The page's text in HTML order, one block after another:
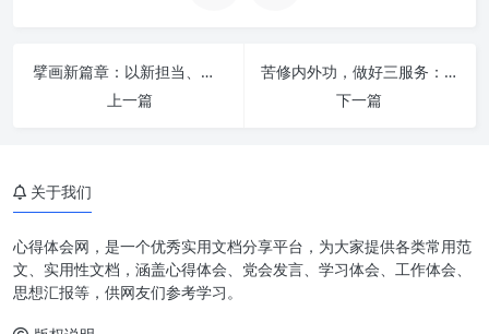
擘画新篇章：以新担当、新作为、新气象，持续提升“三服务”工作能力的关键路径
上一篇
苦修内外功，做好三服务：新时代办公室工作的卓越之道
下一篇
激发“四力”之能，赋能实践创新
提素质，谱新篇：高质量发展的
关于我们
心得体会网，是一个优秀实用文档分享平台，为大家提供各类常用范
文、实用性文档，涵盖心得体会、党会发言、学习体会、工作体会、
思想汇报等，供网友们参考学习。